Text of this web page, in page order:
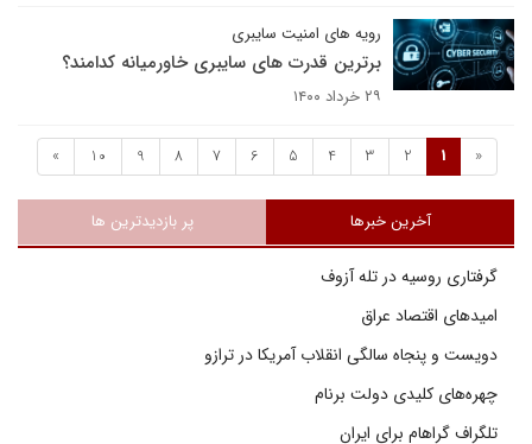
رویه های امنیت سایبری
برترین قدرت های سایبری خاورمیانه کدامند؟
۲۹ خرداد ۱۴۰۰
«
1
2
3
4
5
6
7
8
9
10
»
آخرین خبرها پر بازدیدترین ها
گرفتاری روسیه در تله آزوف
امیدهای اقتصاد عراق
دویست و پنجاه سالگی انقلاب آمریکا در ترازو
چهره‌های کلیدی دولت برنام
تلگراف گراهام برای ایران